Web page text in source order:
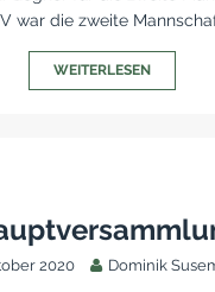
war die zweite
WEITERLESEN
2020 Dominik